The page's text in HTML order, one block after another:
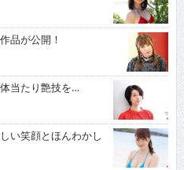
品が公開！
当たり艶技を…
い笑顔とほんわかし